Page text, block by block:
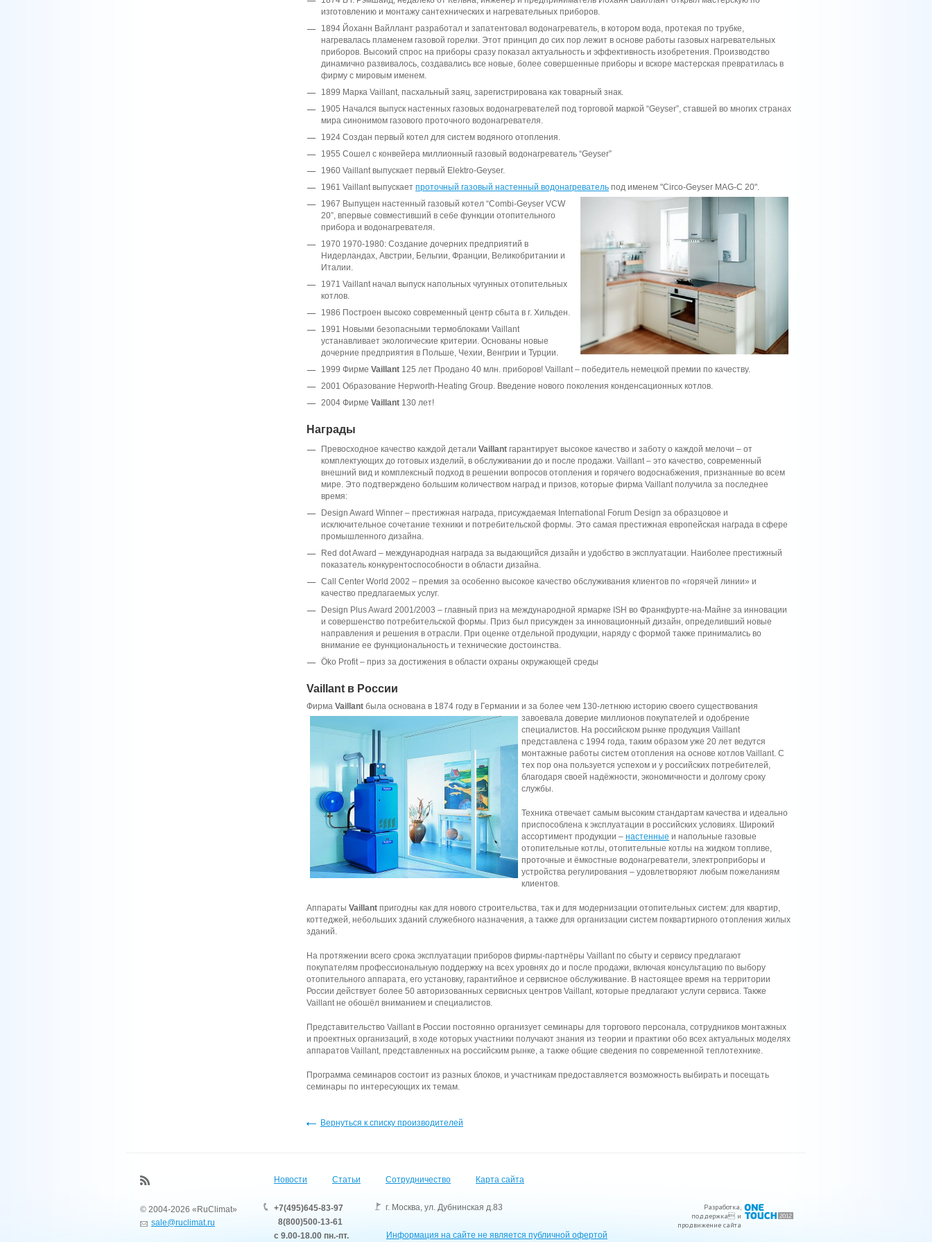
изготовлению и монтажу сантехнических и нагревательных приборов.
1894 Йоханн Вайллант разработал и запатентовал водонагреватель, в котором вода, протекая по трубке,
нагревалась пламенем газовой горелки. Этот принцип до сих пор лежит в основе работы газовых нагревательных
приборов. Высокий спрос на приборы сразу показал актуальность и эффективность изобретения. Производство
динамично развивалось, создавались все новые, более совершенные приборы и вскоре мастерская превратилась в
фирму с мировым именем.
1899 Марка Vaillant, пасхальный заяц, зарегистрирована как товарный знак.
1905 Начался выпуск настенных газовых водонагревателей под торговой маркой “Geyser”, ставшей во многих странах
мира синонимом газового проточного водонагревателя.
1924 Создан первый котел для систем водяного отопления.
1955 Сошел с конвейера миллионный газовый водонагреватель “Geyser”
1960 Vaillant выпускает первый Elektro-Geyser.
1961 Vaillant выпускает проточный газовый настенный водонагреватель под именем "Circo-Geyser MAG-C 20".
1967 Выпущен настенный газовый котел “Combi-Geyser VCW
20”, впервые совместивший в себе функции отопительного
прибора и водонагревателя.
1970 1970-1980: Создание дочерних предприятий в
Нидерландах, Австрии, Бельгии, Франции, Великобритании и
Италии.
1971 Vaillant начал выпуск напольных чугунных отопительных
котлов.
1986 Построен высоко современный центр сбыта в г. Хильден.
1991 Новыми безопасными термоблоками Vaillant
устанавливает экологические критерии. Основаны новые
дочерние предприятия в Польше, Чехии, Венгрии и Турции.
1999 Фирме Vaillant 125 лет Продано 40 млн. приборов! Vaillant – победитель немецкой премии по качеству.
2001 Образование Hepworth-Heating Group. Введение нового поколения конденсационных котлов.
2004 Фирме Vaillant 130 лет!
Награды
Превосходное качество каждой детали Vaillant гарантирует высокое качество и заботу о каждой мелочи – от
комплектующих до готовых изделий, в обслуживании до и после продажи. Vaillant – это качество, современный
внешний вид и комплексный подход в решении вопросов отопления и горячего водоснабжения, признанные во всем
мире. Это подтверждено большим количеством наград и призов, которые фирма Vaillant получила за последнее
время:
Design Award Winner – престижная награда, присуждаемая International Forum Design за образцовое и
исключительное сочетание техники и потребительской формы. Это самая престижная европейская награда в сфере
промышленного дизайна.
Red dot Award – международная награда за выдающийся дизайн и удобство в эксплуатации. Наиболее престижный
показатель конкурентоспособности в области дизайна.
Call Center World 2002 – премия за особенно высокое качество обслуживания клиентов по «горячей линии» и
качество предлагаемых услуг.
Design Plus Award 2001/2003 – главный приз на международной ярмарке ISH во Франкфурте-на-Майне за инновации
и совершенство потребительской формы. Приз был присужден за инновационный дизайн, определивший новые
направления и решения в отрасли. При оценке отдельной продукции, наряду с формой также принимались во
внимание ее функциональность и технические достоинства.
Öko Profit – приз за достижения в области охраны окружающей среды
Vaillant в России
Фирма Vaillant была основана в 1874 году в Германии и за более чем 130-летнюю историю своего существования
завоевала доверие миллионов покупателей и одобрение
специалистов. На российском рынке продукция Vaillant
представлена с 1994 года, таким образом уже 20 лет ведутся
монтажные работы систем отопления на основе котлов Vaillant. С
тех пор она пользуется успехом и у российских потребителей,
благодаря своей надёжности, экономичности и долгому сроку
службы.
Техника отвечает самым высоким стандартам качества и идеально
приспособлена к эксплуатации в российских условиях. Широкий
ассортимент продукции – настенные и напольные газовые
отопительные котлы, отопительные котлы на жидком топливе,
проточные и ёмкостные водонагреватели, электроприборы и
устройства регулирования – удовлетворяют любым пожеланиям
клиентов.
Аппараты Vaillant пригодны как для нового строительства, так и для модернизации отопительных систем: для квартир,
коттеджей, небольших зданий служебного назначения, а также для организации систем поквартирного отопления жилых
зданий.
На протяжении всего срока эксплуатации приборов фирмы-партнёры Vaillant по сбыту и сервису предлагают
покупателям профессиональную поддержку на всех уровнях до и после продажи, включая консультацию по выбору
отопительного аппарата, его установку, гарантийное и сервисное обслуживание. В настоящее время на территории
России действует более 50 авторизованных сервисных центров Vaillant, которые предлагают услуги сервиса. Также
Vaillant не обошёл вниманием и специалистов.
Представительство Vaillant в России постоянно организует семинары для торгового персонала, сотрудников монтажных
и проектных организаций, в ходе которых участники получают знания из теории и практики обо всех актуальных моделях
аппаратов Vaillant, представленных на российским рынке, а также общие сведения по современной теплотехнике.
Программа семинаров состоит из разных блоков, и участникам предоставляется возможность выбирать и посещать
семинары по интересующих их темам.
Вернуться к списку производителей
© 2004-2026 «RuClimat»
sale@ruclimat.ru
Новости Статьи Сотрудничество Карта сайта
+7(495)645-83-97
8(800)500-13-61
с 9.00-18.00 пн.-пт.
г. Москва, ул. Дубнинская д.83
Информация на сайте не является публичной офертой
Разработка,
поддержка и
продвижение сайта